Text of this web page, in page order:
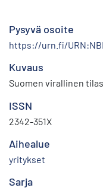
Pysyvä osoite
https://urn.fi/
Kuvaus
Suomen virallinen
ISSN
2342-351X
Aihealue
yritykset
Sarja